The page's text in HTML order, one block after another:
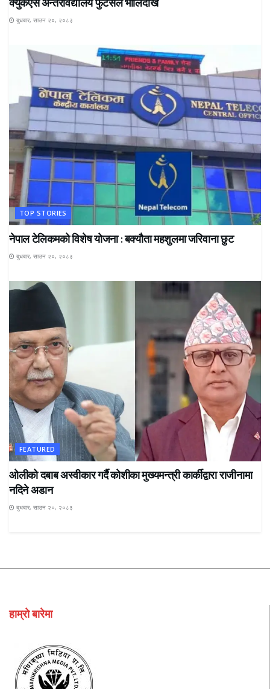
क्युकेएस अन्तरविद्यालय फुटसल भोलिदेखि
बुधबार, साउन २०, २०८३
TOP STORIES
नेपाल टेलिकमको विशेष योजना : बक्यौता महशुलमा जरिवाना छुट
बुधबार, साउन २०, २०८३
FEATURED
ओलीको दबाब अस्वीकार गर्दै कोशीका मुख्यमन्त्री कार्कीद्वारा राजीनामा
नदिने अडान
बुधबार, साउन २०, २०८३
हाम्रो बारेमा